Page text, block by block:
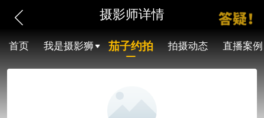
摄影师详情
首页 我是摄影狮 茄子约拍 拍摄动态 直播案例